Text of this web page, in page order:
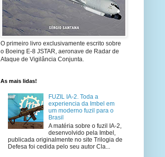
O primeiro livro exclusivamente escrito sobre
o Boeing E-8 JSTAR, aeronave de Radar de
Ataque de Vigilância Conjunta.
As mais lidas!
FUZIL IA-2. Toda a
experiencia da Imbel em
um moderno fuzil para o
Brasil
A matéria sobre o fuzil IA-2,
desenvolvido pela Imbel,
publicada originalmente no site Trilogia de
Defesa foi cedida pelo seu autor Cla...